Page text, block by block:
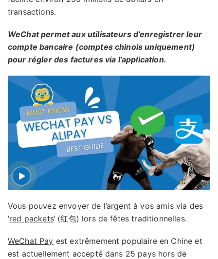
transactions.
WeChat permet aux utilisateurs d’enregistrer leur
compte bancaire (comptes chinois uniquement)
pour régler des factures via l’application.
Vous pouvez envoyer de l’argent à vos amis via des
‘red packets‘ (红包) lors de fêtes traditionnelles.
WeChat Pay est extrêmement populaire en Chine et
est actuellement accepté dans 25 pays hors de